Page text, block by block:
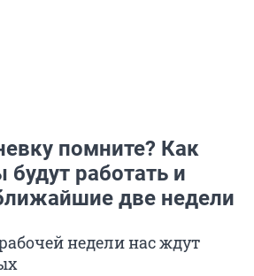
помните? Как
будут работать и
две недели
недели нас ждут